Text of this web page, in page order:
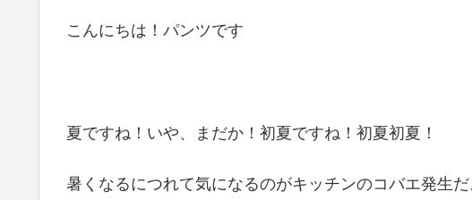
こんにちは！パンツです
夏ですね！いや、まだか！初夏ですね！初夏初夏！
暑くなるにつれて気になるのがキッチンのコバエ発生